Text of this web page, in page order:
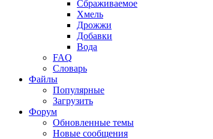
Сбраживаемое
Хмель
Дрожжи
Добавки
Вода
FAQ
Словарь
Файлы
Популярные
Загрузить
Форум
Обновленные темы
Новые сообщения